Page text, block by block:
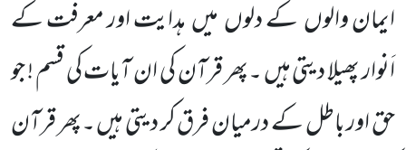
ایمان والوںکے دلوںمیںہدایت اور معرفت کے
اَنوار پھیلا دیتی ہیں ۔پھر قرآن کی ان آیات کی قسم ! جو
حق اور باطل کے درمیان فرق کر دیتی ہیں ۔پھر قرآن